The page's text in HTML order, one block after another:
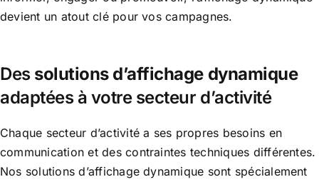
devient un atout clé pour vos campagnes.
Des solutions d’affichage dynamique
adaptées à votre secteur d’activité
Chaque secteur d’activité a ses propres besoins en
communication et des contraintes techniques différentes.
Nos solutions d’affichage dynamique sont spécialement